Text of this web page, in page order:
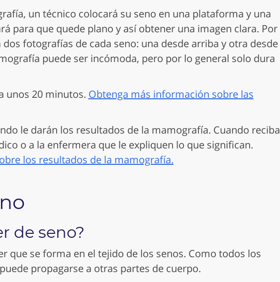
un técnico colocará su seno en una plataforma y una
para que quede plano y así obtener una imagen clara. Por
fotografías de cada seno: una desde arriba y otra desde
puede ser incómoda, pero por lo general solo dura
unos 20 minutos. Obtenga más información sobre las
le darán los resultados de la mamografía. Cuando reciba
o a la enfermera que le expliquen lo que significan.
los resultados de la mamografía.
de seno?
que se forma en el tejido de los senos. Como todos los
propagarse a otras partes de cuerpo.